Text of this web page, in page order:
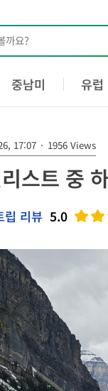
까요?
중남미 유럽
17:07 · 1956 Views
스트 중
립 리뷰 5.0